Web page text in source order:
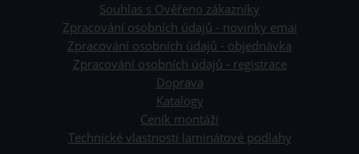
Souhlas s Ověřeno zákazníky
Zpracování osobních údajů - novinky emai
Zpracování osobních údajů - objednávka
Zpracování osobních údajů - registrace
Doprava
Katalogy
Ceník montáží
Technické vlastnosti laminátové podlahy